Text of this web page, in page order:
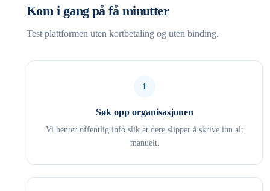
Kom i gang på få minutter
Test plattformen uten kortbetaling og uten binding.
1
Søk opp organisasjonen
Vi henter offentlig info slik at dere slipper å skrive inn alt
manuelt.